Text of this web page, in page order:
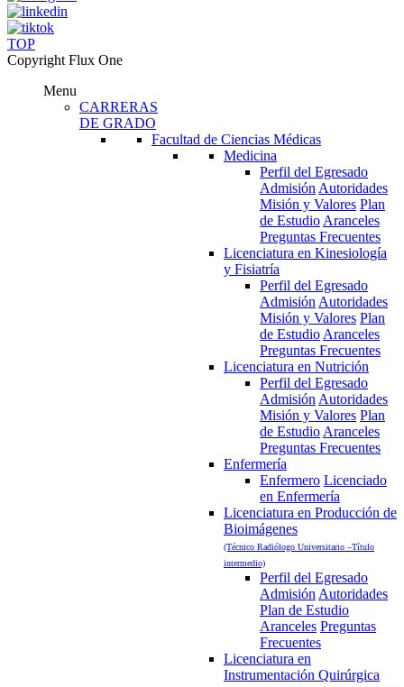
TOP
Copyright Flux One
Menu
CARRERAS
DE GRADO
Facultad de Ciencias Médicas
Medicina
Perfil del Egresado
AdmisiónAutoridades
Misión y Valores Plan
de EstudioAranceles
Preguntas Frecuentes
Licenciatura en Kinesiología
y Fisiatría
Perfil del Egresado
AdmisiónAutoridades
Misión y Valores Plan
de EstudioAranceles
Preguntas Frecuentes
Licenciatura en Nutrición
Perfil del Egresado
AdmisiónAutoridades
Misión y Valores Plan
de EstudioAranceles
Preguntas Frecuentes
Enfermería
Enfermero Licenciado
en Enfermería
Licenciatura en Producción de
Bioimágenes
(Técnico Radiólogo Universitario –Título
intermedio)
Perfil del Egresado
AdmisiónAutoridades
Plan de Estudio
Aranceles Preguntas
Frecuentes
Licenciatura en
Instrumentación Quirúrgica